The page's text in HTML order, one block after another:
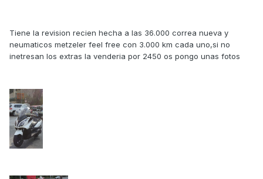
Tiene la revision recien hecha a las 36.000 correa nueva y
neumaticos metzeler feel free con 3.000 km cada uno,si no
inetresan los extras la venderia por 2450 os pongo unas fotos